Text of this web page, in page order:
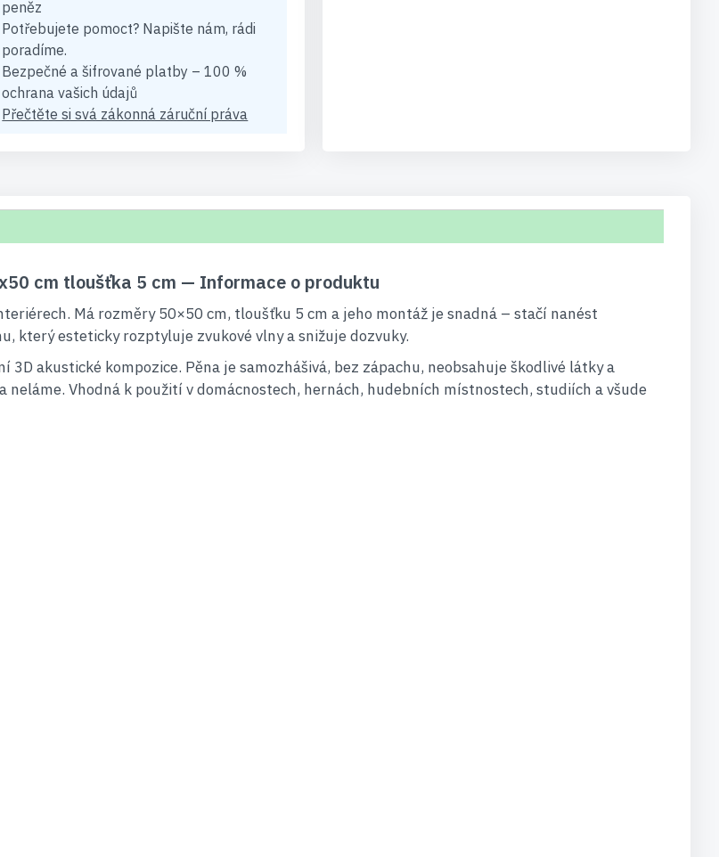
peněz
Potřebujete pomoct? Napište nám, rádi
poradíme.
Bezpečné a šifrované platby – 100 %
ochrana vašich údajů
Přečtěte si svá zákonná záruční práva
cm tloušťka 5 cm — Informace o produktu
Má rozměry 50×50 cm, tloušťku 5 cm a jeho montáž je snadná – stačí nanést
který esteticky rozptyluje zvukové vlny a snižuje dozvuky.
akustické kompozice. Pěna je samozhášivá, bez zápachu, neobsahuje škodlivé látky a
neláme. Vhodná k použití v domácnostech, hernách, hudebních místnostech, studiích a všude